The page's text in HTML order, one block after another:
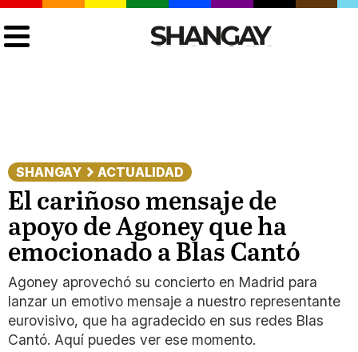
SHANGAY ACTUALIDAD
El cariñoso mensaje de
apoyo de Agoney que ha
emocionado a Blas Cantó
Agoney aprovechó su concierto en Madrid para
lanzar un emotivo mensaje a nuestro representante
eurovisivo, que ha agradecido en sus redes Blas
Cantó. Aquí puedes ver ese momento.